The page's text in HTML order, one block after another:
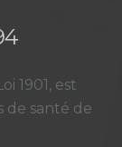
1901, est
de santé de